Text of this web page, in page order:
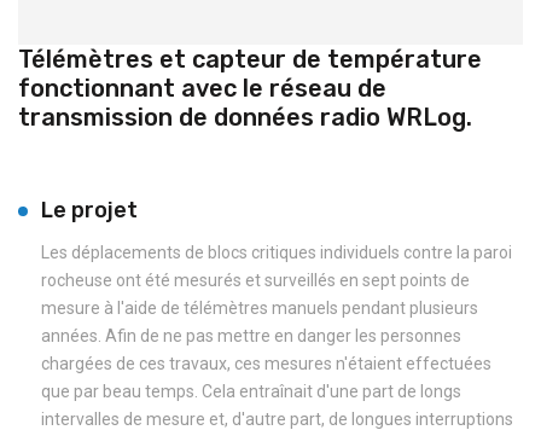
Télémètres et capteur de température
fonctionnant avec le réseau de
transmission de données radio WRLog.
Le projet
Les déplacements de blocs critiques individuels contre la paroi
rocheuse ont été mesurés et surveillés en sept points de
mesure à l'aide de télémètres manuels pendant plusieurs
années. Afin de ne pas mettre en danger les personnes
chargées de ces travaux, ces mesures n'étaient effectuées
que par beau temps. Cela entraînait d'une part de longs
intervalles de mesure et, d'autre part, de longues interruptions